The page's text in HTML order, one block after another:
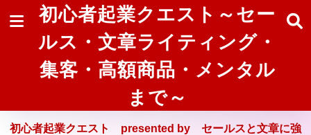
初心者起業クエスト～セー
ルス・文章ライティング・
集客・高額商品・メンタル
まで～
初心者起業クエスト presented by セールスと文章に強